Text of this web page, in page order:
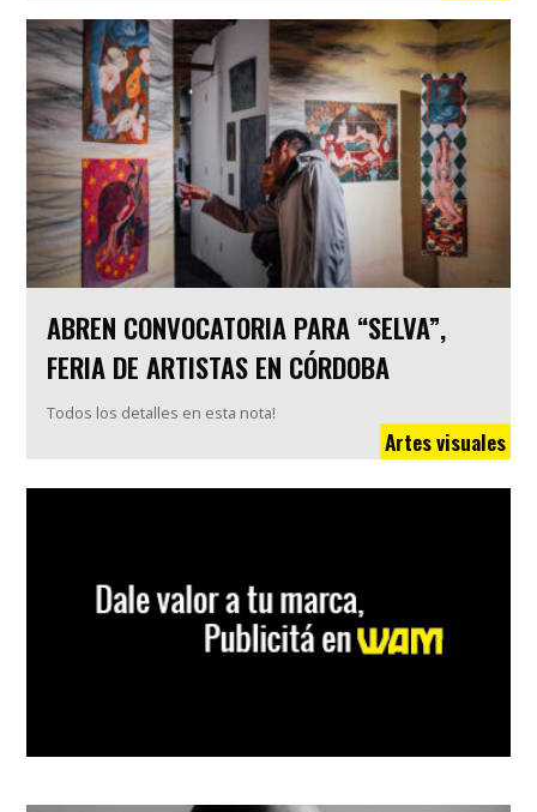
ABREN CONVOCATORIA PARA “SELVA”,
FERIA DE ARTISTAS EN CÓRDOBA
Todos los detalles en esta nota!
Artes visuales